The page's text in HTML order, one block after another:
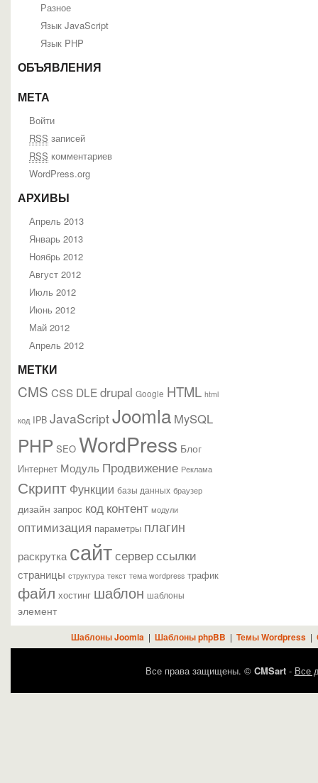
Разное
Язык JavaScript
Язык PHP
ОБЪЯВЛЕНИЯ
МЕТА
Войти
RSS записей
RSS комментариев
WordPress.org
АРХИВЫ
Апрель 2013
Январь 2013
Ноябрь 2012
Август 2012
Июль 2012
Июнь 2012
Май 2012
Апрель 2012
МЕТКИ
CMS CSS DLEdrupal Google HTML html
код IPB JavaScriptJoomla MySQL
PHP SEO WordPress Блог
Интернет Модуль Продвижение Реклама
Скрипт Функции базы данных браузер
дизайн запрос код контент модули
оптимизация параметры плагин
раскрутка сайтсерверссылки
страницы структура текст тема wordpress трафик
файл хостинг шаблон шаблоны
элемент
Шаблоны Joomla | Шаблоны phpBB | Темы Wordpress|
Все права защищены. © CMSart- Все